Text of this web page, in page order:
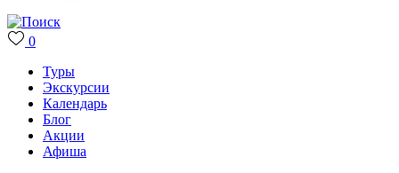
0
Туры
Экскурсии
Календарь
Блог
Акции
Афиша